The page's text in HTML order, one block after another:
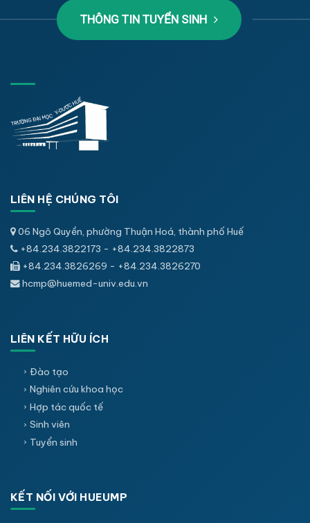
THÔNG TIN TUYỂN SINH
LIÊN HỆ CHÚNG TÔI
06 Ngô Quyền, phường Thuận Hoá, thành phố Huế
+84.234.3822173 - +84.234.3822873
+84.234.3826269 - +84.234.3826270
hcmp@huemed-univ.edu.vn
LIÊN KẾT HỮU ÍCH
Đào tạo
Nghiên cứu khoa học
Hợp tác quốc tế
Sinh viên
Tuyển sinh
KẾT NỐI VỚI HUEUMP